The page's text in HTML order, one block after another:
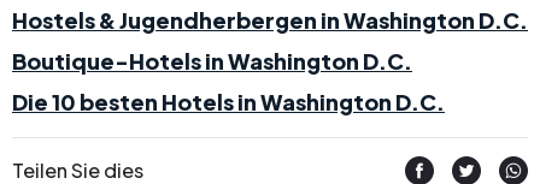
Hostels & Jugendherbergen in Washington D.C.
Boutique-Hotels in Washington D.C.
Die 10 besten Hotels in Washington D.C.
Teilen Sie dies